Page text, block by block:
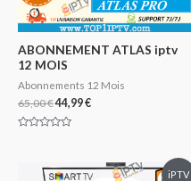
ABONNEMENT ATLAS iptv
12 MOIS
Abonnements 12 Mois
65,00€44,99€
iPTV